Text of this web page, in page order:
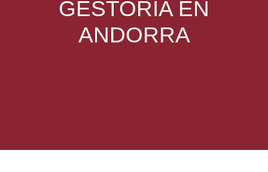
GESTORÍA EN
ANDORRA